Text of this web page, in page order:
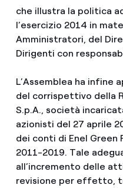
che illustra la politica
l’esercizio 2014 in
Amministratori, del
Dirigenti con
L’Assemblea ha infine
del corrispettivo della
S.p.A., società
azionisti del 27 aprile
dei conti di Enel Green
2011-2019. Tale
all’incremento delle
revisione per effetto,